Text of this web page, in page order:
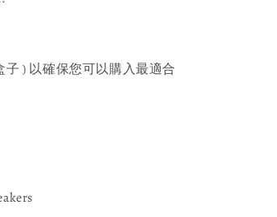
) 以確保您可以購入最適合